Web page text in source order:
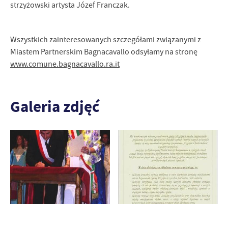
strzyżowski artysta Józef Franczak.
Wszystkich zainteresowanych szczegółami związanymi z
Miastem Partnerskim Bagnacavallo odsyłamy na stronę
www.comune.bagnacavallo.ra.it
Galeria zdjęć